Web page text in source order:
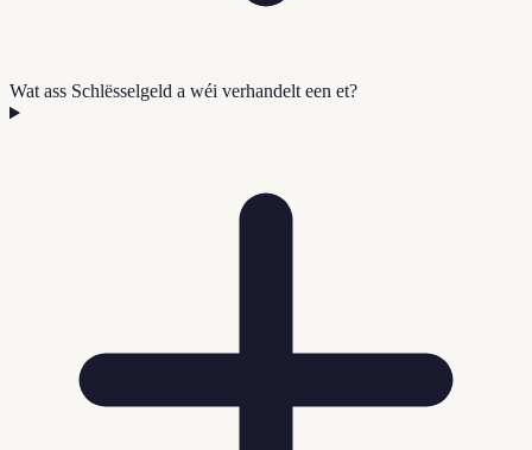
Wat ass Schlësselgeld a wéi verhandelt een et?